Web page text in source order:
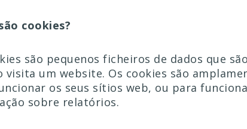
cookies?
são pequenos ficheiros de dados que
visita um website. Os cookies são
os seus sítios web, ou para
sobre relatórios.